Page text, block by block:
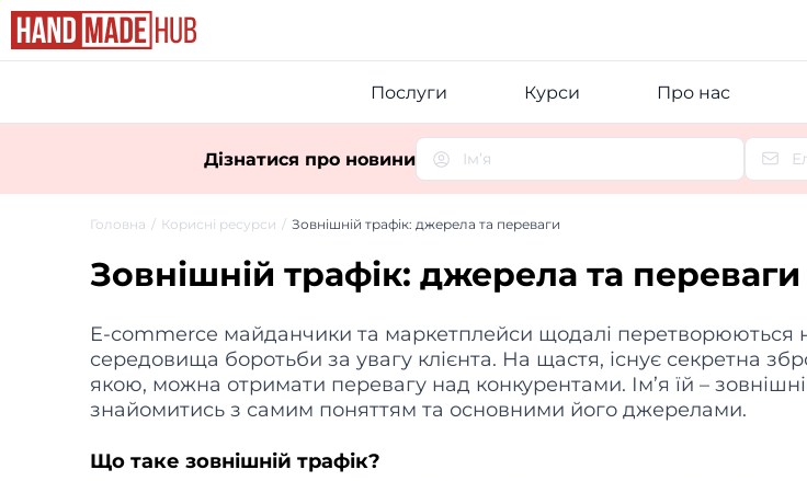
Послуги Курси Про нас
Дізнатися про новини
Головна Корисні ресурси Зовнішній трафік: джерела та переваги
Зовнішній трафік: джерела та переваги
E-сommerce майданчики та маркетплейси щодалі перетворюються
середовища боротьби за увагу клієнта. На щастя, існує секретна
якою, можна отримати перевагу над конкурентами. Ім’я їй –
знайомитись з самим поняттям та основними його джерелами.
Що таке зовнішній трафік?